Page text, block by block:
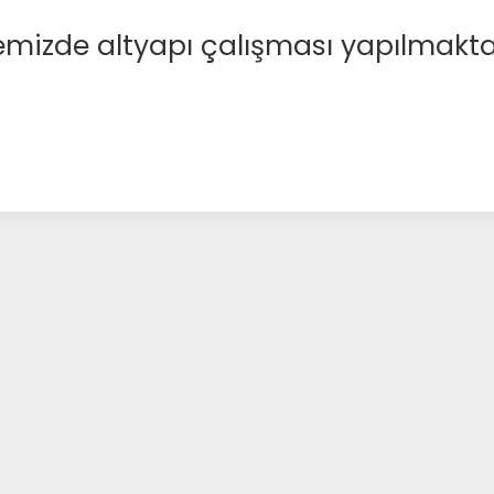
altyapı çalışması